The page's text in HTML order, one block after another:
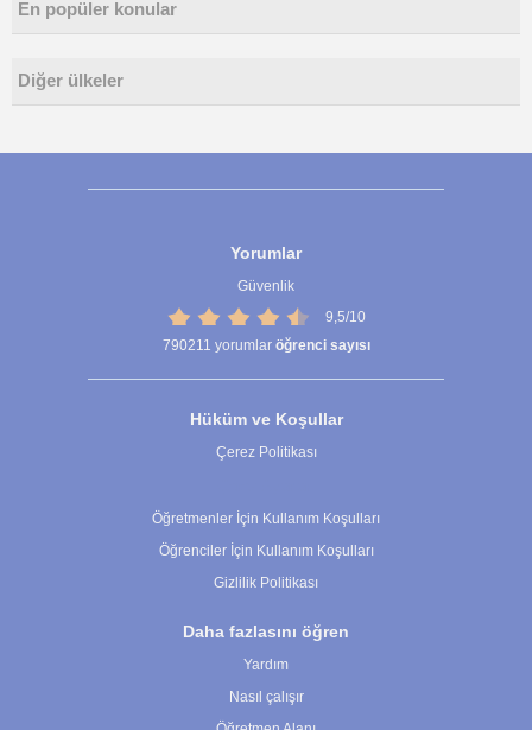
En popüler konular
Diğer ülkeler
Yorumlar
Güvenlik
9,5/10
790211 yorumlar öğrenci sayısı
Hüküm ve Koşullar
Çerez Politikası
Öğretmenler İçin Kullanım Koşulları
Öğrenciler İçin Kullanım Koşulları
Gizlilik Politikası
Daha fazlasını öğren
Yardım
Nasıl çalışır